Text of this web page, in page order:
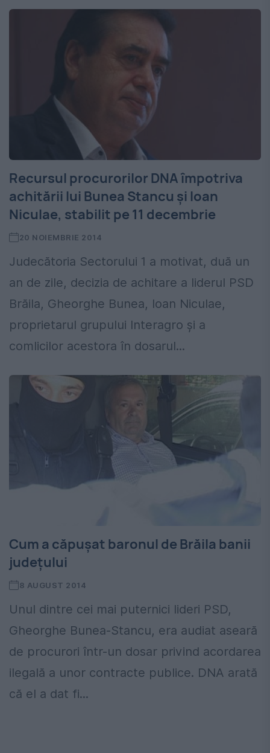
Recursul procurorilor DNA împotriva
achitării lui Bunea Stancu și Ioan
Niculae, stabilit pe 11 decembrie
20 NOIEMBRIE 2014
Judecătoria Sectorului 1 a motivat, duă un
an de zile, decizia de achitare a liderul PSD
Brăila, Gheorghe Bunea, Ioan Niculae,
proprietarul grupului Interagro și a
comlicilor acestora în dosarul...
Cum a căpușat baronul de Brăila banii
județului
8 AUGUST 2014
Unul dintre cei mai puternici lideri PSD,
Gheorghe Bunea-Stancu, era audiat aseară
de procurori într-un dosar privind acordarea
ilegală a unor contracte publice. DNA arată
că el a dat fi...